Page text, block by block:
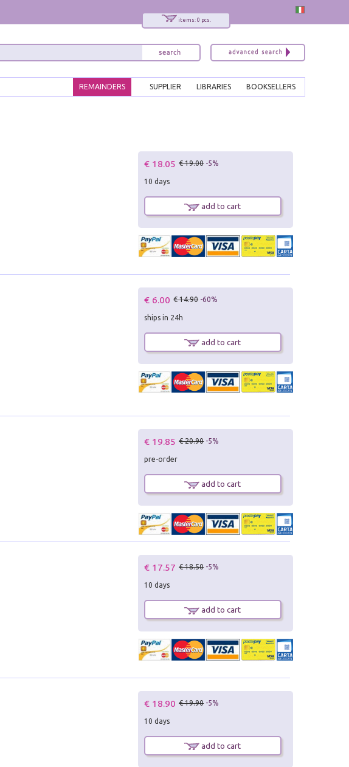
items: 0 pcs.
BOOKSELLERS
LIBRARIES
SUPPLIER
REMAINDERS
€ 18.05 € 19.00 -5%
10 days
add to cart
€ 6.00 € 14.90 -60%
ships in 24h
add to cart
€ 19.85 € 20.90 -5%
pre-order
add to cart
€ 17.57 € 18.50 -5%
10 days
add to cart
€ 18.90 € 19.90 -5%
10 days
add to cart